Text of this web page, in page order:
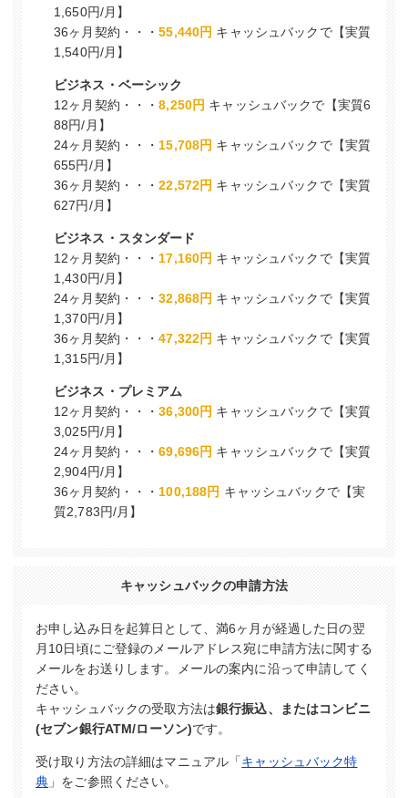
1,650円/月】
36ヶ月契約・・・55,440円 キャッシュバックで【実質
1,540円/月】
ビジネス・ベーシック
12ヶ月契約・・・8,250円 キャッシュバックで【実質6
88円/月】
24ヶ月契約・・・ 15,708円 キャッシュバックで【実質
655円/月】
36ヶ月契約・・・22,572円 キャッシュバックで【実質
627円/月】
ビジネス・スタンダード
12ヶ月契約・・・ 17,160円 キャッシュバックで【実質
1,430円/月】
24ヶ月契約・・・32,868円 キャッシュバックで【実質
1,370円/月】
36ヶ月契約・・・47,322円 キャッシュバックで【実質
1,315円/月】
ビジネス・プレミアム
12ヶ月契約・・・36,300円 キャッシュバックで【実質
3,025円/月】
24ヶ月契約・・・69,696円 キャッシュバックで【実質
2,904円/月】
36ヶ月契約・・・ 100,188円 キャッシュバックで【実
質2,783円/月】
キャッシュバックの申請方法
お申し込み日を起算日として、満6ヶ月が経過した日の翌
月10日頃にご登録のメールアドレス宛に申請方法に関する
メールをお送りします。メールの案内に沿って申請してく
ださい。
キャッシュバックの受取方法は銀行振込、またはコンビニ
(セブン銀行ATM/ローソン)です。
受け取り方法の詳細はマニュアル「キャッシュバック特
典 」をご参照ください。